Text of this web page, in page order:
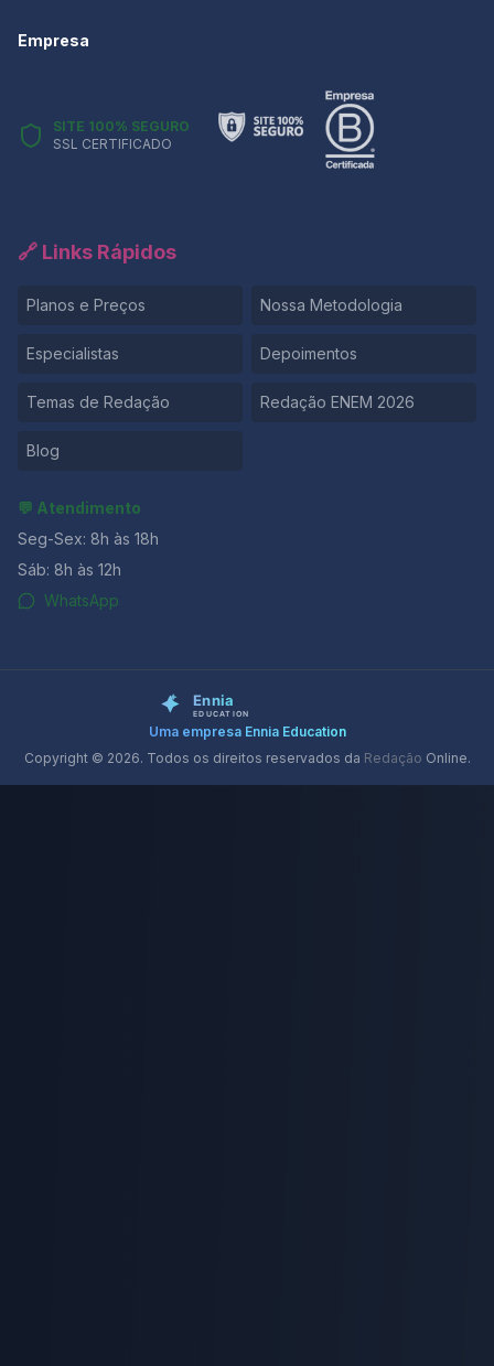
Empresa
SITE 100% SEGURO
SSL CERTIFICADO
🔗 Links Rápidos
Planos e Preços Nossa Metodologia
Especialistas Depoimentos
Temas de Redação Redação ENEM 2026
Blog
💬 Atendimento
Seg-Sex: 8h às 18h
Sáb: 8h às 12h
WhatsApp
Uma empresa Ennia Education
Copyright © 2026. Todos os direitos reservados da Redação Online.